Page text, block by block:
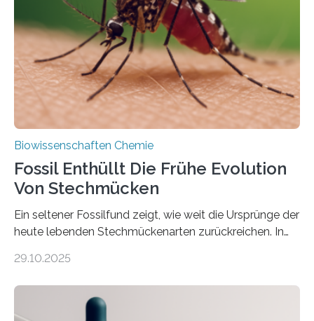
Süßwasseralge Coleochaetophyceae. Einige Arten
dieser Gruppe bilden aus Zellfäden dichte Geflechte
mit scheibenförmiger Gestalt. Was auffällig ist: Die
nächsten…
Biowissenschaften Chemie
Fossil Enthüllt Die Frühe Evolution
Von Stechmücken
Ein seltener Fossilfund zeigt, wie weit die Ursprünge der
heute lebenden Stechmückenarten zurückreichen. In
Forschende die bisher älteste bekannte Stechmücken-
Region Kachin in Myanmar und hat sich in
ausgezeichnetem Zustand erhalten. Es konnte als neue
29.10.2025